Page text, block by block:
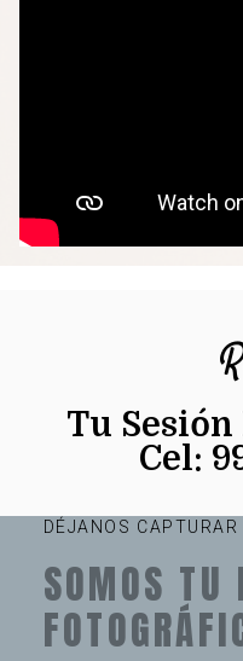
Tu
Cel:
DÉJANOS CAPTURAR
SOMOS TU